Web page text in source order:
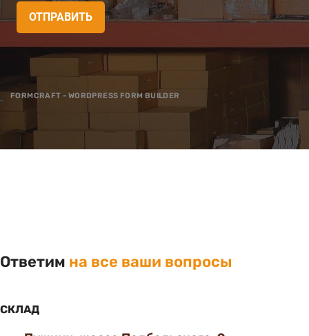
ОТПРАВИТЬ
FORMCRAFT - WORDPRESS FORM BUILDER
Ответим на все ваши вопросы
СКЛАД